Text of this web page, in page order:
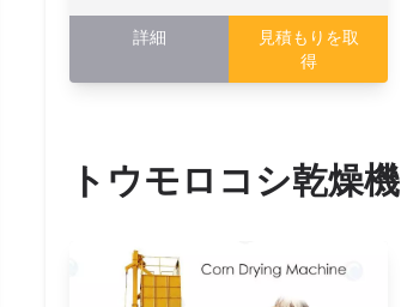
詳細
見積もりを取
得
トウモロコシ乾燥機